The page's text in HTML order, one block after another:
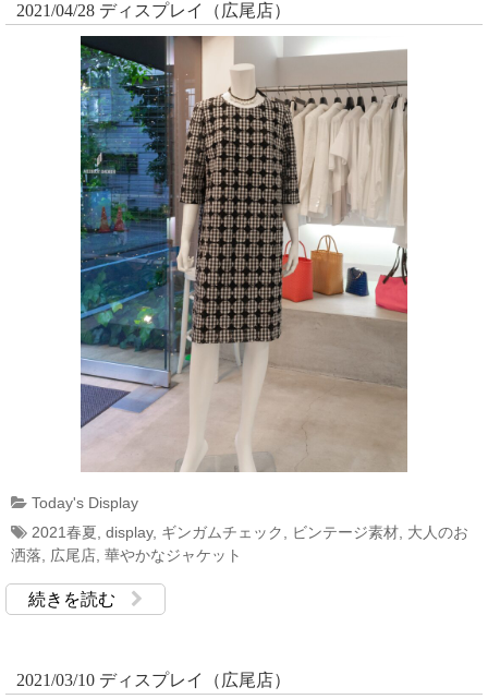
2021/04/28 ディスプレイ（広尾店）
Today's Display
2021春夏 display, ギンガムチェック ビンテージ素材 大人のお
洒落
広尾店 華やかなジャケット
続きを読む
2021/03/10 ディスプレイ（広尾店）